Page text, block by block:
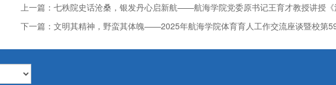
上一篇：七秩院史话沧桑，银发丹心启新航——航海学院党委原书记王育才教授讲授
下一篇：文明其精神，野蛮其体魄——2025年航海学院体育育人工作交流座谈暨校第